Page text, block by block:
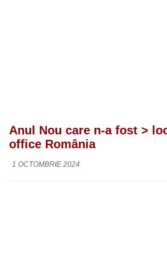
Anul Nou care n-a fost >
office România
1 OCTOMBRIE 2024